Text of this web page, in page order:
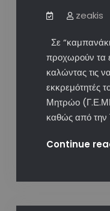
zeakis
Σε
προχωρούν τα
καλώντας τις
εκκρεμότητές
Μητρώο
καθώς από την
Continue